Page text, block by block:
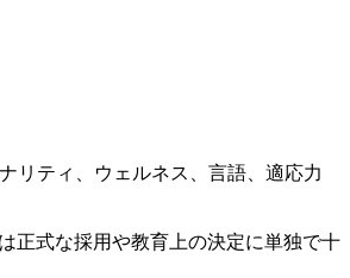
リティ、ウェルネス、言語、適応力
正式な採用や教育上の決定に単独で十